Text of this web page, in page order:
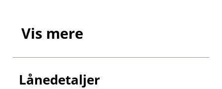
Vis mere
Lånedetaljer